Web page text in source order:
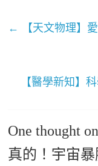
← 【天文物理】
【醫學新知】
One thought
真的！宇宙